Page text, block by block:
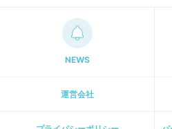
NEWS
運営会社